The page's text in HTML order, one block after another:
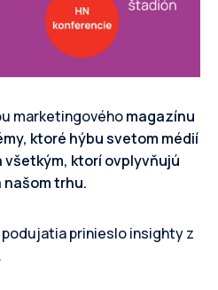
marketingovéhomagazínu
ktoré hýbu svetom médií
všetkým, ktorí ovplyvňujú
našom trhu.
prinieslo insighty z